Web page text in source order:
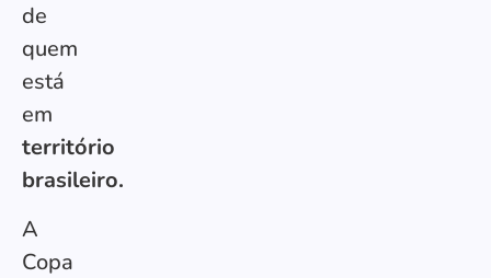
de
quem
está
em
território
brasileiro.
A
Copa